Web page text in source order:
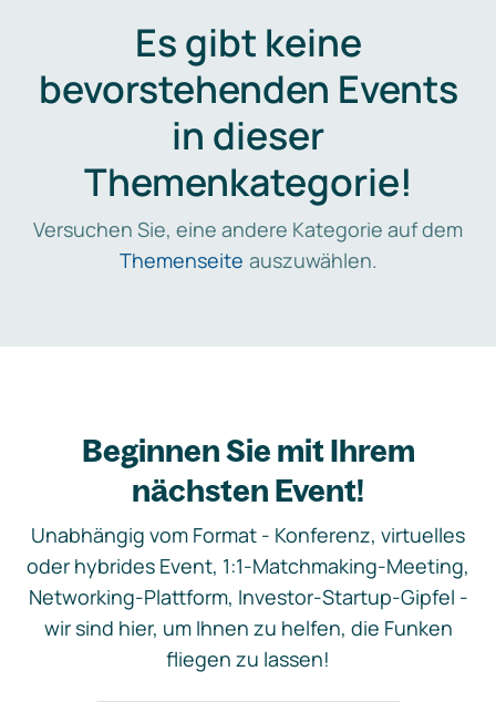
Es gibt keine
bevorstehenden Events
in dieser
Themenkategorie!
Versuchen Sie, eine andere Kategorie auf dem
Themenseite auszuwählen.
Beginnen Sie mit Ihrem
nächsten Event!
Unabhängig vom Format - Konferenz, virtuelles
oder hybrides Event, 1:1-Matchmaking-Meeting,
Networking-Plattform, Investor-Startup-Gipfel -
wir sind hier, um Ihnen zu helfen, die Funken
fliegen zu lassen!